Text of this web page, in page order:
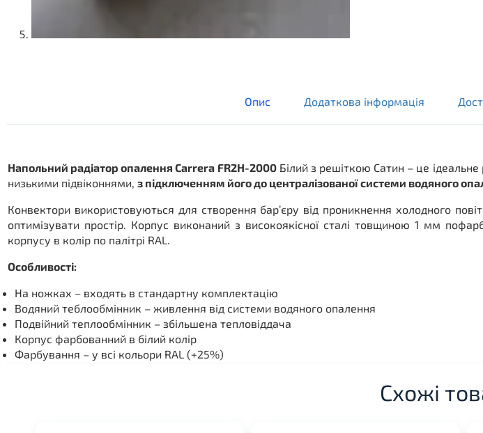
Опис Додаткова інформація
Напольний радіатор опалення Carrera FR2H-2000Білий з решіткою Сатин – це
низькими підвіконнями, з підключенням його до централізованої системи водяного
Конвектори використовуються для створення бар’єру від проникнення холодного
оптимізувати простір. Корпус виконаний з високоякісної сталі товщиною 1 мм
корпусу в колір по палітрі RAL.
Особливості:
На ножках – входять в стандартну комплектацію
Водяний теблообмінник – живлення від системи водяного опалення
Подвійний теплообмінник – збільшена тепловіддача
Корпус фарбованний в білий колір
Фарбування – у всі кольори RAL (+25%)
Схожі